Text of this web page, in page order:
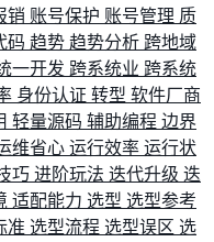
销 账号保护 账号管理 质
码 趋势 趋势分析 跨地域
一开发 跨系统业 跨系统
身份认证 转型 软件厂商
轻量源码 辅助编程 边界
维省心 运行效率 运行状
巧 进阶玩法 迭代升级 迭
适配能力 选型 选型参考
准 选型流程 选型误区 选